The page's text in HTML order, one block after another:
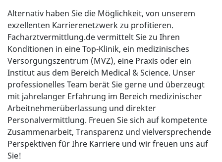
Alternativ haben Sie die Möglichkeit, von unserem
exzellenten Karrierenetzwerk zu profitieren.
Facharztvermittlung.de vermittelt Sie zu Ihren
Konditionen in eine Top-Klinik, ein medizinisches
Versorgungszentrum (MVZ), eine Praxis oder ein
Institut aus dem Bereich Medical & Science. Unser
professionelles Team berät Sie gerne und überzeugt
mit jahrelanger Erfahrung im Bereich medizinischer
Arbeitnehmerüberlassung und direkter
Personalvermittlung. Freuen Sie sich auf kompetente
Zusammenarbeit, Transparenz und vielversprechende
Perspektiven für Ihre Karriere und wir freuen uns auf
Sie!